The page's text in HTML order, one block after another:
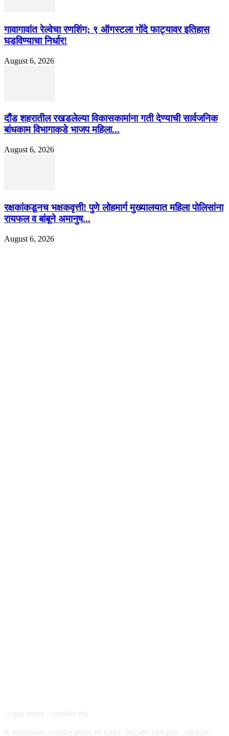
गावागावांत रेल्वेचा रणशिंग; ९ ऑगस्टला गोंदे फाट्यावर इतिहास
घडविण्याचा निर्धार!
August 6, 2026
दौंड शहरातील रखडलेल्या विकासकामांना गती देण्याची सार्वजनिक
बांधकाम विभागाकडे भाजप महिला...
August 6, 2026
रक्षकांकडूनच भक्षकवृत्ती! पुणे लोहमार्ग मुख्यालयात महिला पोलिसांना
रायफल व बांबूने अमानुष...
August 6, 2026